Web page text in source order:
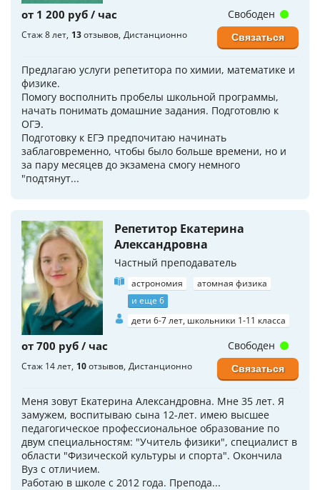
от 1 200 руб / час
Стаж 8 лет 13отзывов Дистанционно
Предлагаю услуги репетитора по химии, математике и
физике.
Помогу восполнить пробелы школьной программы,
начать понимать домашние задания. Подготовлю к
ОГЭ.
Подготовку к ЕГЭ предпочитаю начинать
заблаговременно, чтобы было больше времени, но и
за пару месяцев до экзамена смогу немного
"подтянут...
Свободен
Связаться
Репетитор Екатерина
Александровна
Частный преподаватель
астрономия
атомная физика
и еще 6
дети 6-7 лет, школьники 1-11 класса
от 700 руб / час
Стаж 14 лет 10отзывов Дистанционно
Меня зовут Екатерина Александровна. Мне 35 лет. Я
замужем, воспитываю сына 12-лет. имею высшее
педагогическое профессиональное образование по
двум специальностям: "Учитель физики", специалист в
области "Физической культуры и спорта". Окончила
Вуз с отличием.
Работаю в школе с 2012 года. Препода...
Свободен
Связаться